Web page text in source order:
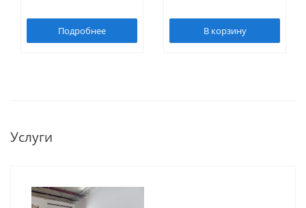
Подробнее В корзину
Услуги